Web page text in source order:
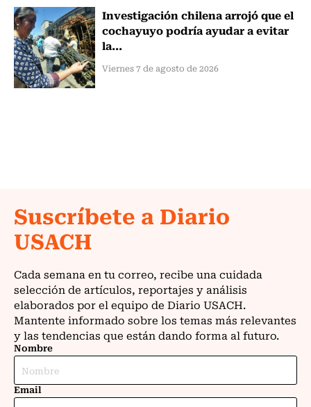
Investigación chilena arrojó que el
cochayuyo podría ayudar a evitar
la...
Viernes 7 de agosto de 2026